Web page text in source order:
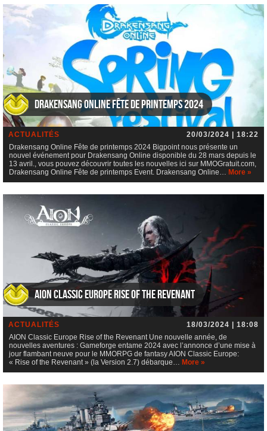
Drakensang Online Fête de printemps 2024
ACTUALITÉS
20/03/2024 | 18:22
Drakensang Online Fête de printemps 2024 Bigpoint nous présente un
nouvel événement pour Drakensang Online disponible du 28 mars depuis le
13 avril., vous pouvez découvrir toutes les nouvelles ici sur MMOGratuit.com,
Drakensang Online Fête de printemps Event. Drakensang Online… More »
AION Classic Europe Rise of the Revenant
ACTUALITÉS
18/03/2024 | 18:08
AION Classic Europe Rise of the Revenant Une nouvelle année, de
nouvelles aventures : Gameforge entame 2024 avec l’annonce d’une mise à
jour flambant neuve pour le MMORPG de fantasy AION Classic Europe:
« Rise of the Revenant » (la Version 2.7) débarque… More »